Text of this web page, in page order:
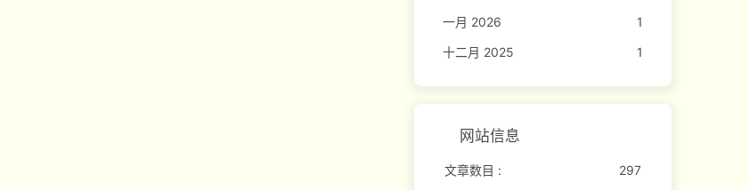
一月 2026
1
十二月 2025
1
网站信息
文章数目 :
297